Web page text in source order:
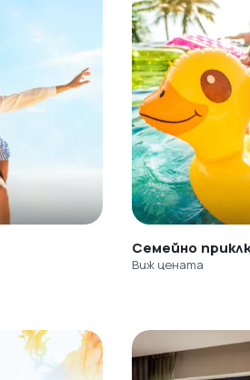
Семейно
Виж цената